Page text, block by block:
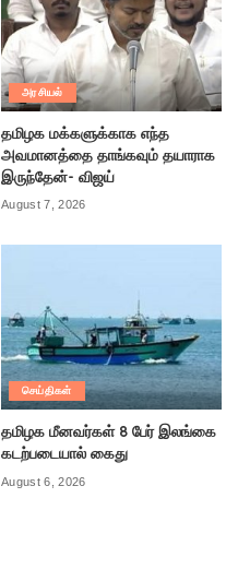
அரசியல்
தமிழக மக்களுக்காக எந்த
அவமானத்தை தாங்கவும் தயாராக
இருந்தேன்- விஜய்
August 7, 2026
செய்திகள்
தமிழக மீனவர்கள் 8 பேர் இலங்கை
கடற்படையால் கைது
August 6, 2026